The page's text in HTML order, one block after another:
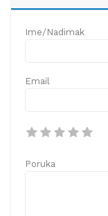
Ime/Nadimak
Email
Poruka